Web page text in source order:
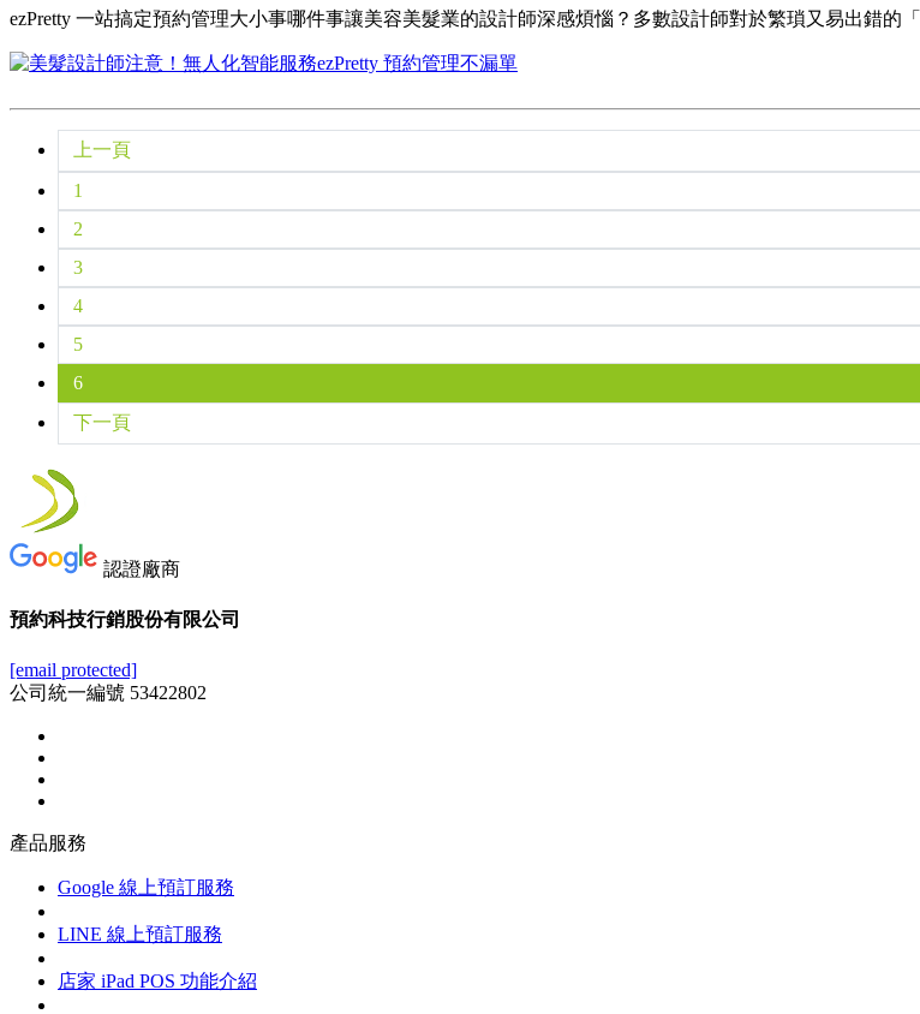
ezPretty 一站搞定預約管理大小事哪件事讓美容美髮業的設計師深感煩惱？多數設計師對於繁瑣又易出錯的
上一頁
1
2
3
4
5
6
下一頁
認證廠商
預約科技行銷股份有限公司
[email protected]
公司統一編號 53422802
產品服務
Google 線上預訂服務
LINE 線上預訂服務
店家 iPad POS 功能介紹